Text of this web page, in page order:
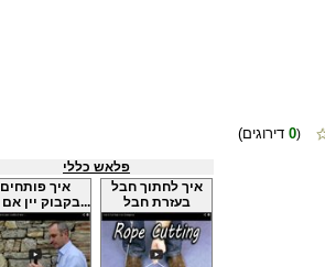
0)
פלאש כללי
איך פותחים
בקבוק יין אם אין...
איך לחתוך חבל
בעזרת חבל